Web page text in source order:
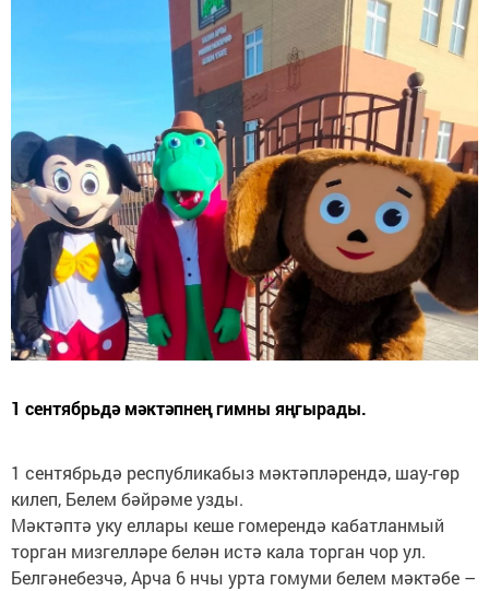
1 сентябрьдә мәктәпнең гимны яңгырады.
1 сентябрьдә республикабыз мәктәпләрендә, шау-гөр
килеп, Белем бәйрәме узды.
Мәктәптә уку еллары кеше гомерендә кабатланмый
торган мизгелләре белән истә кала торган чор ул.
Белгәнебезчә, Арча 6 нчы урта гомуми белем мәктәбе –